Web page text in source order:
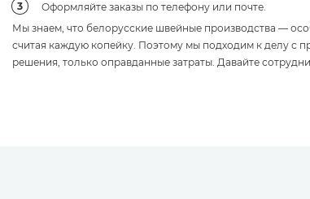
Оформляйте заказы по телефону или почте.
Мы знаем, что белорусские швейные производства —
считая каждую копейку. Поэтому мы подходим к делу с
решения, только оправданные затраты. Давайте